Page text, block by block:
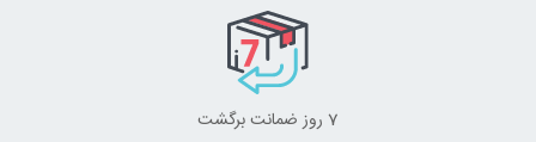
7 روز ضمانت برگشت